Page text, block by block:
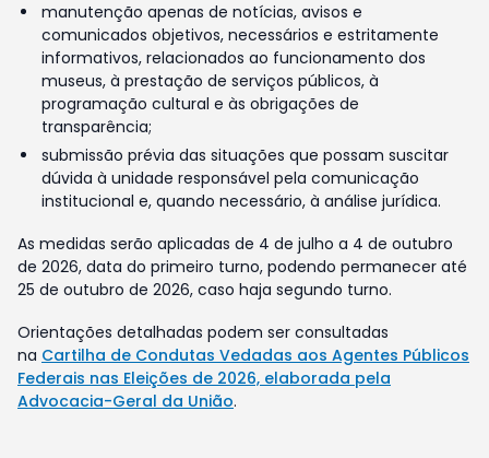
manutenção apenas de notícias, avisos e
comunicados objetivos, necessários e estritamente
informativos, relacionados ao funcionamento dos
museus, à prestação de serviços públicos, à
programação cultural e às obrigações de
transparência;
submissão prévia das situações que possam suscitar
dúvida à unidade responsável pela comunicação
institucional e, quando necessário, à análise jurídica.
As medidas serão aplicadas de 4 de julho a 4 de outubro
de 2026, data do primeiro turno, podendo permanecer até
25 de outubro de 2026, caso haja segundo turno.
Orientações detalhadas podem ser consultadas
na Cartilha de Condutas Vedadas aos Agentes Públicos
Federais nas Eleições de 2026, elaborada pela
Advocacia-Geral da União.